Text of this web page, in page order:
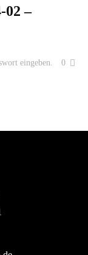
02 –
eingeben. 0